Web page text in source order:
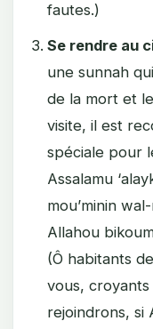
fautes.)
Se rendre au
une sunnah
de la mort et
visite, il est
spéciale pour
Assalamu
mou’minin
Allahou
(Ô habitants
vous, croyants
rejoindrons, si